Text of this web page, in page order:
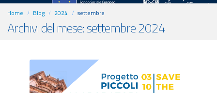
Home Blog 2024 settembre
Archivi del mese: settembre 2024